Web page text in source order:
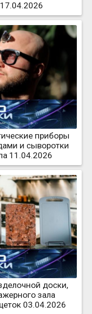
приборы
и сыворотки
11.04.2026
доски,
зала
03.04.2026